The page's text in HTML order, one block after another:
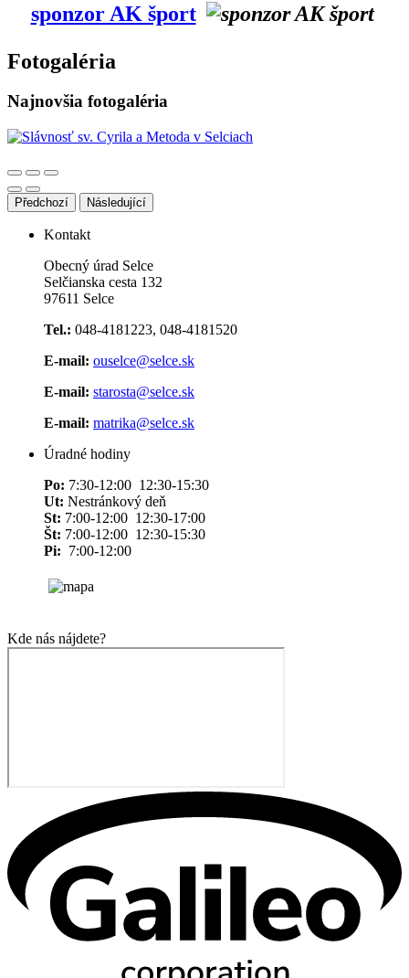
sponzor AK šport
Fotogaléria
Najnovšia fotogaléria
Předchozí Následující
Kontakt
Obecný úrad Selce
Selčianska cesta 132
97611 Selce
Tel.: 048-4181223, 048-4181520
E-mail: ouselce@selce.sk
E-mail: starosta@selce.sk
E-mail: matrika@selce.sk
Úradné hodiny
Po: 7:30-12:00 12:30-15:30
Ut: Nestránkový deň
St: 7:00-12:00 12:30-17:00
Št: 7:00-12:00 12:30-15:30
Pi: 7:00-12:00
Kde nás nájdete?